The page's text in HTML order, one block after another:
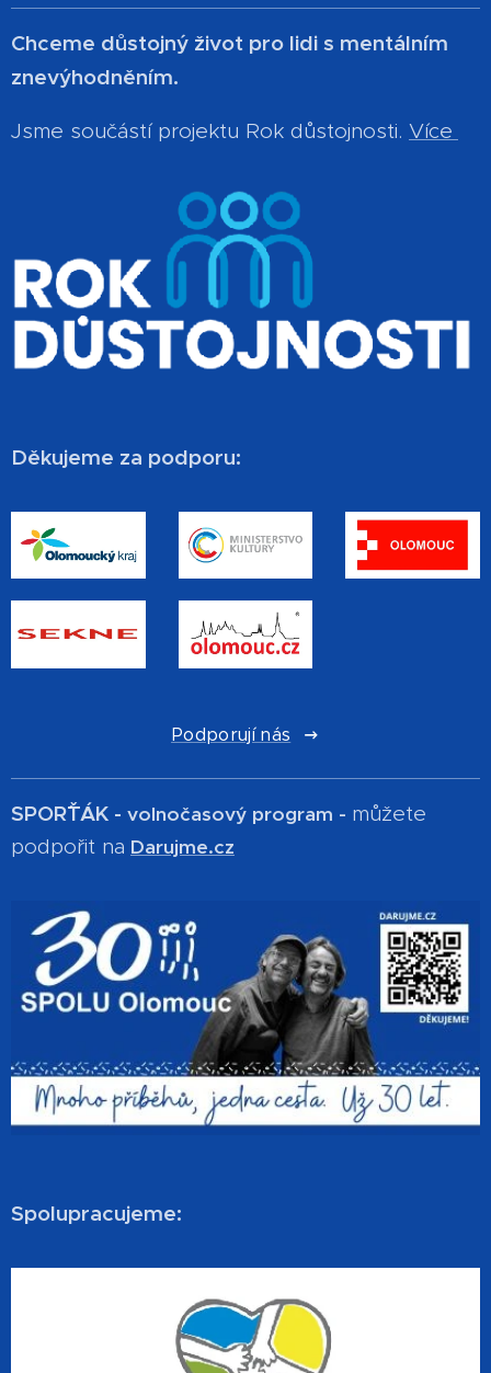
Chceme důstojný život pro lidi s mentálním
znevýhodněním.
Jsme součástí projektu Rok důstojnosti. Více
Děkujeme za podporu:
Podporují nás
SPOR´ŤÁK - volnočasový program - můžete
podpořit na Darujme.cz
Spolupracujeme: